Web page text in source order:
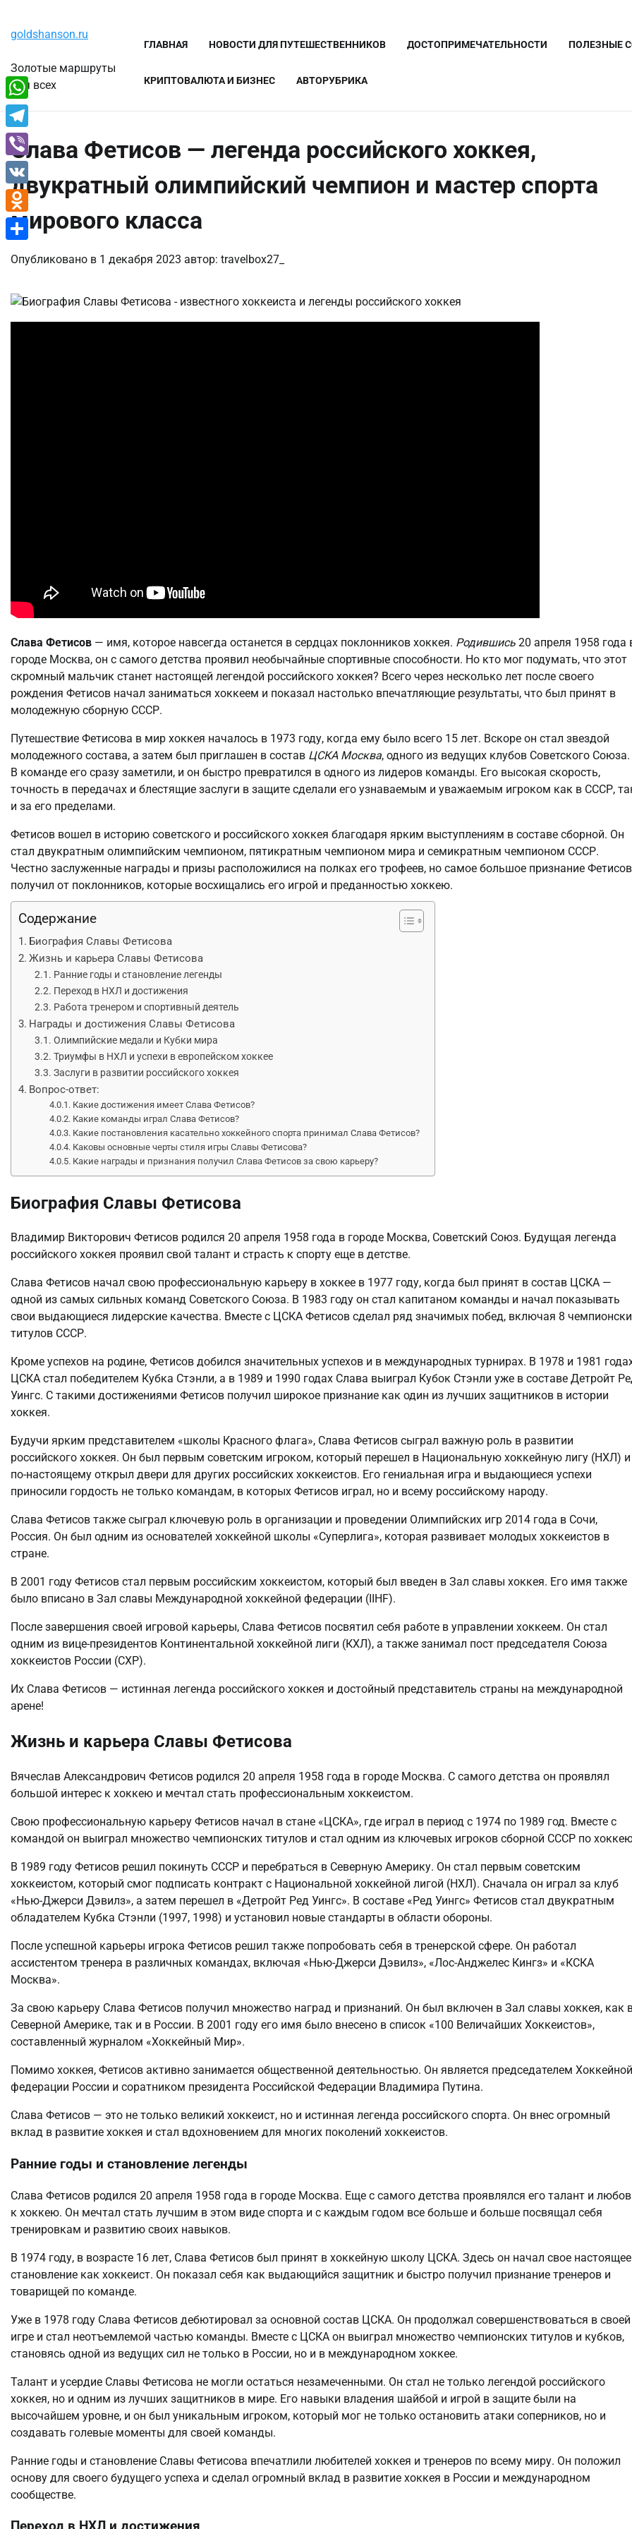
содержимому
goldshanson.ru
Золотые маршруты
для всех
ГЛАВНАЯ НОВОСТИ ДЛЯ ПУТЕШЕСТВЕННИКОВ ДОСТОПРИМЕЧАТЕЛЬНОСТИ ПОЛЕЗНЫЕ
КРИПТОВАЛЮТА И БИЗНЕС АВТОРУБРИКА
Слава Фетисов — легенда российского хоккея,
двукратный олимпийский чемпион и мастер спорта
мирового класса
Опубликовано в 1 декабря 2023 автор: travelbox27_
Слава Фетисов — имя, которое навсегда останется в сердцах поклонников хоккея. Родившись 20 апреля 1958 года
городе Москва, он с самого детства проявил необычайные спортивные способности. Но кто мог подумать, что этот
скромный мальчик станет настоящей легендой российского хоккея? Всего через несколько лет после своего
рождения Фетисов начал заниматься хоккеем и показал настолько впечатляющие результаты, что был принят в
молодежную сборную СССР.
Путешествие Фетисова в мир хоккея началось в 1973 году, когда ему было всего 15 лет. Вскоре он стал звездой
молодежного состава, а затем был приглашен в состав ЦСКА Москва, одного из ведущих клубов Советского Союза.
В команде его сразу заметили, и он быстро превратился в одного из лидеров команды. Его высокая скорость,
точность в передачах и блестящие заслуги в защите сделали его узнаваемым и уважаемым игроком как в СССР,
и за его пределами.
Фетисов вошел в историю советского и российского хоккея благодаря ярким выступлениям в составе сборной. Он
стал двукратным олимпийским чемпионом, пятикратным чемпионом мира и семикратным чемпионом СССР.
Честно заслуженные награды и призы расположилися на полках его трофеев, но самое большое признание Фетисов
получил от поклонников, которые восхищались его игрой и преданностью хоккею.
Содержание
Биография Славы Фетисова
Жизнь и карьера Славы Фетисова
Ранние годы и становление легенды
Переход в НХЛ и достижения
Работа тренером и спортивный деятель
Награды и достижения Славы Фетисова
Олимпийские медали и Кубки мира
Триумфы в НХЛ и успехи в европейском хоккее
Заслуги в развитии российского хоккея
Вопрос-ответ:
Какие достижения имеет Слава Фетисов?
Какие команды играл Слава Фетисов?
Какие постановления касательно хоккейного спорта принимал Слава Фетисов?
Каковы основные черты стиля игры Славы Фетисова?
Какие награды и признания получил Слава Фетисов за свою карьеру?
Биография Славы Фетисова
Владимир Викторович Фетисов родился 20 апреля 1958 года в городе Москва, Советский Союз. Будущая легенда
российского хоккея проявил свой талант и страсть к спорту еще в детстве.
Слава Фетисов начал свою профессиональную карьеру в хоккее в 1977 году, когда был принят в состав ЦСКА —
одной из самых сильных команд Советского Союза. В 1983 году он стал капитаном команды и начал показывать
свои выдающиеся лидерские качества. Вместе с ЦСКА Фетисов сделал ряд значимых побед, включая 8
титулов СССР.
Кроме успехов на родине, Фетисов добился значительных успехов и в международных турнирах. В 1978 и 1981
ЦСКА стал победителем Кубка Стэнли, а в 1989 и 1990 годах Слава выиграл Кубок Стэнли уже в составе Детройт
Уингс. С такими достижениями Фетисов получил широкое признание как один из лучших защитников в истории
хоккея.
Будучи ярким представителем «школы Красного флага», Слава Фетисов сыграл важную роль в развитии
российского хоккея. Он был первым советским игроком, который перешел в Национальную хоккейную лигу (НХЛ) и
по-настоящему открыл двери для других российских хоккеистов. Его гениальная игра и выдающиеся успехи
приносили гордость не только командам, в которых Фетисов играл, но и всему российскому народу.
Слава Фетисов также сыграл ключевую роль в организации и проведении Олимпийских игр 2014 года в Сочи,
Россия. Он был одним из основателей хоккейной школы «Суперлига», которая развивает молодых хоккеистов в
стране.
В 2001 году Фетисов стал первым российским хоккеистом, который был введен в Зал славы хоккея. Его имя также
было вписано в Зал славы Международной хоккейной федерации (IIHF).
После завершения своей игровой карьеры, Слава Фетисов посвятил себя работе в управлении хоккеем. Он стал
одним из вице-президентов Континентальной хоккейной лиги (КХЛ), а также занимал пост председателя Союза
хоккеистов России (СХР).
Их Слава Фетисов — истинная легенда российского хоккея и достойный представитель страны на международной
арене!
Жизнь и карьера Славы Фетисова
Вячеслав Александрович Фетисов родился 20 апреля 1958 года в городе Москва. С самого детства он проявлял
большой интерес к хоккею и мечтал стать профессиональным хоккеистом.
Свою профессиональную карьеру Фетисов начал в стане «ЦСКА», где играл в период с 1974 по 1989 год. Вместе с
командой он выиграл множество чемпионских титулов и стал одним из ключевых игроков сборной СССР по
В 1989 году Фетисов решил покинуть СССР и перебраться в Северную Америку. Он стал первым советским
хоккеистом, который смог подписать контракт с Национальной хоккейной лигой (НХЛ). Сначала он играл за клуб
«Нью-Джерси Дэвилз», а затем перешел в «Детройт Ред Уингс». В составе «Ред Уингс» Фетисов стал двукратным
обладателем Кубка Стэнли (1997, 1998) и установил новые стандарты в области обороны.
После успешной карьеры игрока Фетисов решил также попробовать себя в тренерской сфере. Он работал
ассистентом тренера в различных командах, включая «Нью-Джерси Дэвилз», «Лос-Анджелес Кингз» и «КСКА
Москва».
За свою карьеру Слава Фетисов получил множество наград и признаний. Он был включен в Зал славы хоккея, как
Северной Америке, так и в России. В 2001 году его имя было внесено в список «100 Величайших Хоккеистов»,
составленный журналом «Хоккейный Мир».
Помимо хоккея, Фетисов активно занимается общественной деятельностью. Он является председателем Хоккейной
федерации России и соратником президента Российской Федерации Владимира Путина.
Слава Фетисов — это не только великий хоккеист, но и истинная легенда российского спорта. Он внес огромный
вклад в развитие хоккея и стал вдохновением для многих поколений хоккеистов.
Ранние годы и становление легенды
Слава Фетисов родился 20 апреля 1958 года в городе Москва. Еще с самого детства проявлялся его талант и
к хоккею. Он мечтал стать лучшим в этом виде спорта и с каждым годом все больше и больше посвящал себя
тренировкам и развитию своих навыков.
В 1974 году, в возрасте 16 лет, Слава Фетисов был принят в хоккейную школу ЦСКА. Здесь он начал свое настоящее
становление как хоккеист. Он показал себя как выдающийся защитник и быстро получил признание тренеров и
товарищей по команде.
Уже в 1978 году Слава Фетисов дебютировал за основной состав ЦСКА. Он продолжал совершенствоваться в своей
игре и стал неотъемлемой частью команды. Вместе с ЦСКА он выиграл множество чемпионских титулов и кубков,
становясь одной из ведущих сил не только в России, но и в международном хоккее.
Талант и усердие Славы Фетисова не могли остаться незамеченными. Он стал не только легендой российского
хоккея, но и одним из лучших защитников в мире. Его навыки владения шайбой и игрой в защите были на
высочайшем уровне, и он был уникальным игроком, который мог не только остановить атаки соперников, но и
создавать голевые моменты для своей команды.
Ранние годы и становление Славы Фетисова впечатлили любителей хоккея и тренеров по всему миру. Он положил
основу для своего будущего успеха и сделал огромный вклад в развитие хоккея в России и международном
сообществе.
WhatsApp
Telegram
Viber
VK
Odnoklassniki